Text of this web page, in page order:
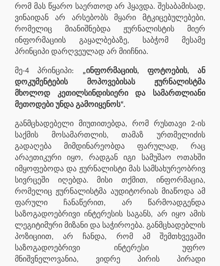
რომ მას წყარო საერთოდ არ ჰყავდა. შესაბამისად,
ვინაიდან არ არსებობს მყარი მტკიცებულებები,
რომელიც მიანიშნებდა ჟურნალისტის მიერ
ინფორმაციის გაყალბებაზე, საბჭომ მესამე
პრინციპი დარღვეულად არ მიიჩნია.
მე-4 პრინციპი: „ინფორმაციის, ფოტოების, ან
დოკუმენტების მოპოვებისას ჟურნალისტმა
მხოლოდ კეთილსინდისიერი და სამართლიანი
მეთოდები უნდა გამოიყენოს“.
განმცხადებელი მიუთითებდა, რომ რუსთავი 2-ის
საქმის მოსამართლის, თამაზ ურთმელიძის
გადაღება მიმდინარეობდა ფარულად, რაც
არაეთიკური იყო, რადგან იგი სამუშაო ოთახში
იმყოფებოდა და ჟურნალისტი მას სამსახურეობრივ
სივრცეში იღებდა. მისი თქმით, ინფორმაცია,
რომელიც ჟურნალისტმა აუდიტორიას მიაწოდა ამ
ფარული ჩანაწერით, არ წარმოადგენდა
საზოგადოებრივი ინტერესის საგანს, არ იყო ამის
ლეგიტიმური მიზანი და საჭიროება. განმცხადებლის
პოზიციით, არ ჩანდა, რომ ამ შემთხვევაში
საზოგადოებრივი ინტერესი უფრო
მნიშვნელოვანია, ვიდრე პირის პირადი